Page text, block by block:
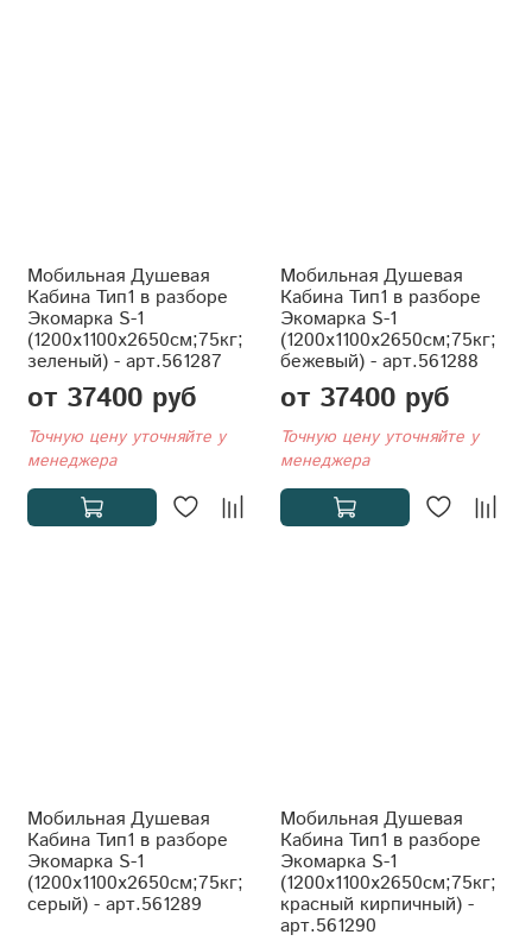
Мобильная Душевая
Кабина Тип1 в разборе
Экомарка S-1
(1200x1100x2650см;75кг;
зеленый) - арт.561287
от 37400 руб
Точную цену уточняйте у
менеджера
Мобильная Душевая
Кабина Тип1 в разборе
Экомарка S-1
(1200x1100x2650см;75кг;
бежевый) - арт.561288
от 37400 руб
Точную цену уточняйте у
менеджера
Мобильная Душевая
Кабина Тип1 в разборе
Экомарка S-1
(1200x1100x2650см;75кг;
серый) - арт.561289
Мобильная Душевая
Кабина Тип1 в разборе
Экомарка S-1
(1200x1100x2650см;75кг;
красный кирпичный) -
арт.561290